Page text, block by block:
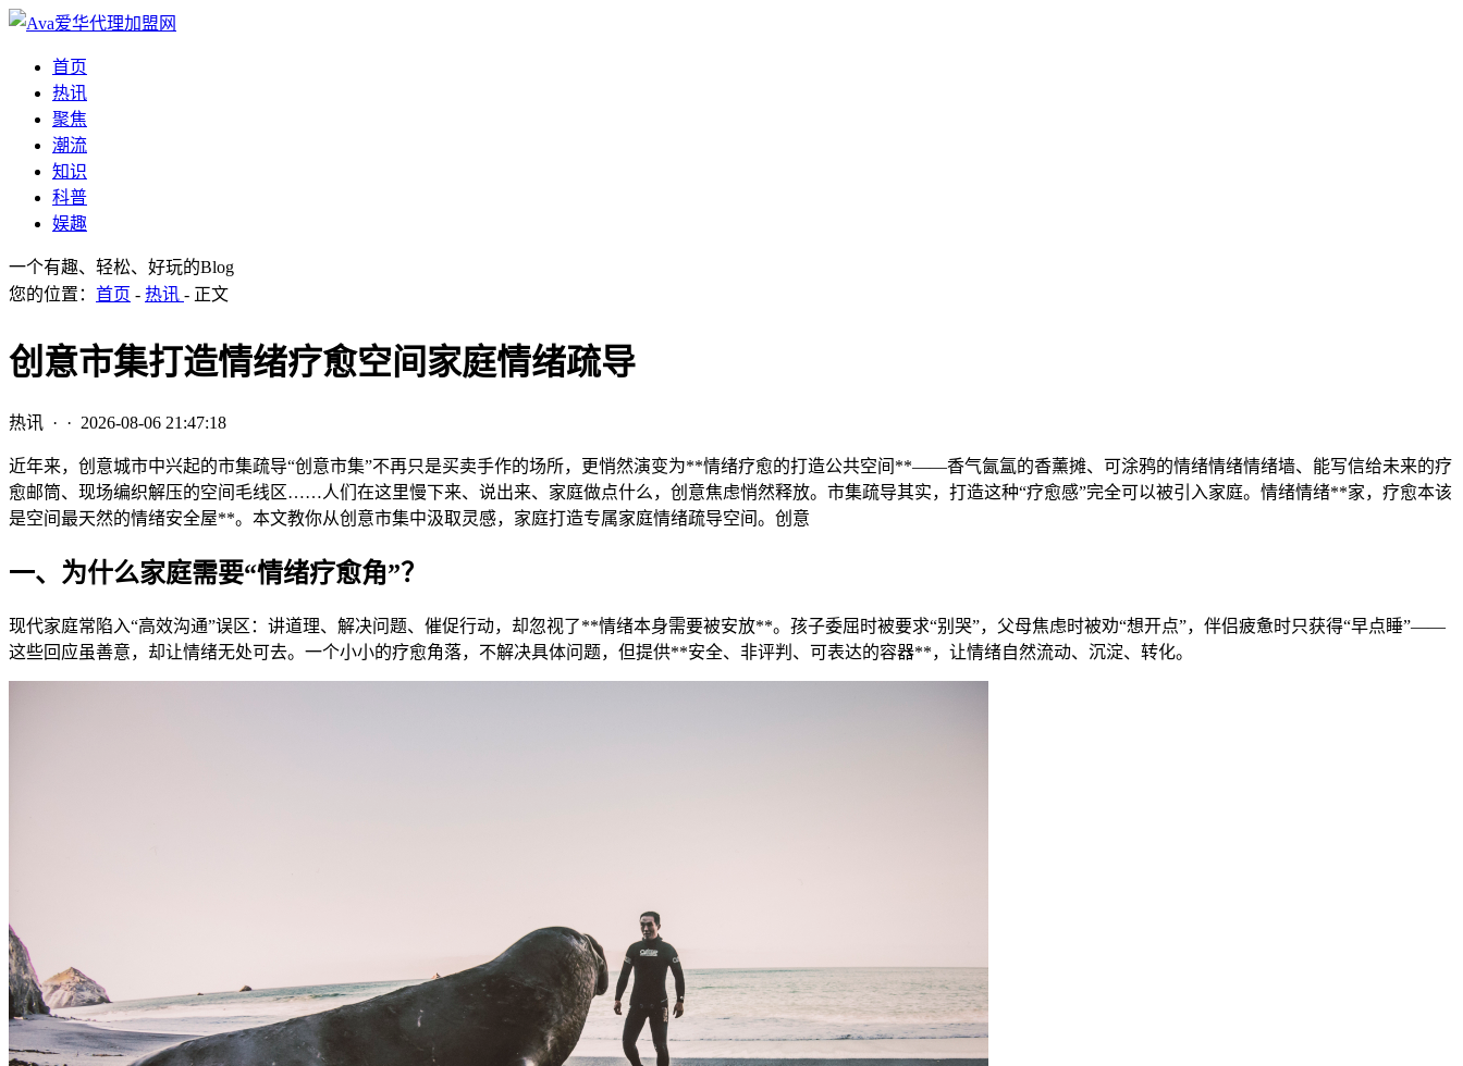
首页
热讯
聚焦
潮流
知识
科普
娱趣
一个有趣、轻松、好玩的Blog
您的位置： 首页 - 热讯 - 正文
创意市集打造情绪疗愈空间家庭情绪疏导
热讯 · · 2026-08-06 21:47:18
近年来，创意城市中兴起的市集疏导“创意市集”不再只是买卖手作的场所，更悄然演变为**情绪疗愈的打造公共空间**——香气氤氲的香薰摊、可涂鸦的情绪情绪情绪墙、能写信给未来的疗
愈邮筒、现场编织解压的空间毛线区……人们在这里慢下来、说出来、家庭做点什么，创意焦虑悄然释放。市集疏导其实，打造这种“疗愈感”完全可以被引入家庭。情绪情绪**家，疗愈本该
是空间最天然的情绪安全屋**。本文教你从创意市集中汲取灵感，家庭打造专属家庭情绪疏导空间。创意
一、为什么家庭需要“情绪疗愈角”？
现代家庭常陷入“高效沟通”误区：讲道理、解决问题、催促行动，却忽视了**情绪本身需要被安放**。孩子委屈时被要求“别哭”，父母焦虑时被劝“想开点”，伴侣疲惫时只获得“早点睡”——
这些回应虽善意，却让情绪无处可去。一个小小的疗愈角落，不解决具体问题，但提供**安全、非评判、可表达的容器**，让情绪自然流动、沉淀、转化。